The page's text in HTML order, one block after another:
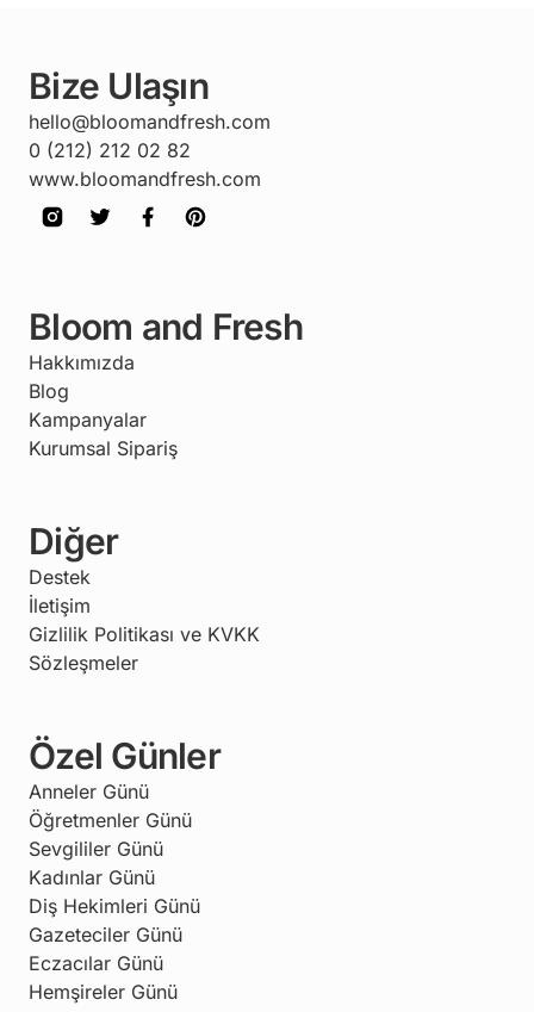
Bize Ulaşın
hello@bloomandfresh.com
0 (212) 212 02 82
www.bloomandfresh.com
Bloom and Fresh
Hakkımızda
Blog
Kampanyalar
Kurumsal Sipariş
Diğer
Destek
İletişim
Gizlilik Politikası ve KVKK
Sözleşmeler
Özel Günler
Anneler Günü
Öğretmenler Günü
Sevgililer Günü
Kadınlar Günü
Diş Hekimleri Günü
Gazeteciler Günü
Eczacılar Günü
Hemşireler Günü